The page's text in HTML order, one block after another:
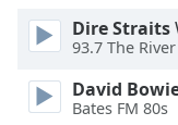
Dire Straits
93.7 The River
David
Bates FM 80s